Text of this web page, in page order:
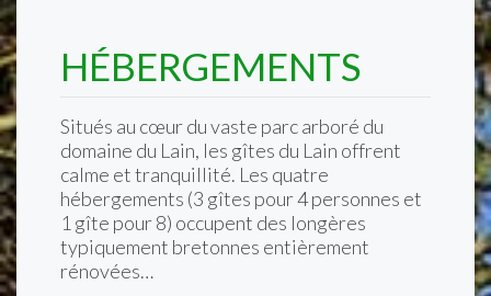
HÉBERGEMENTS
Situés au cœur du vaste parc arboré du
domaine du Lain, les gîtes du Lain offrent
calme et tranquillité. Les quatre
hébergements (3 gîtes pour 4 personnes et
1 gîte pour 8) occupent des longères
typiquement bretonnes entièrement
rénovées…